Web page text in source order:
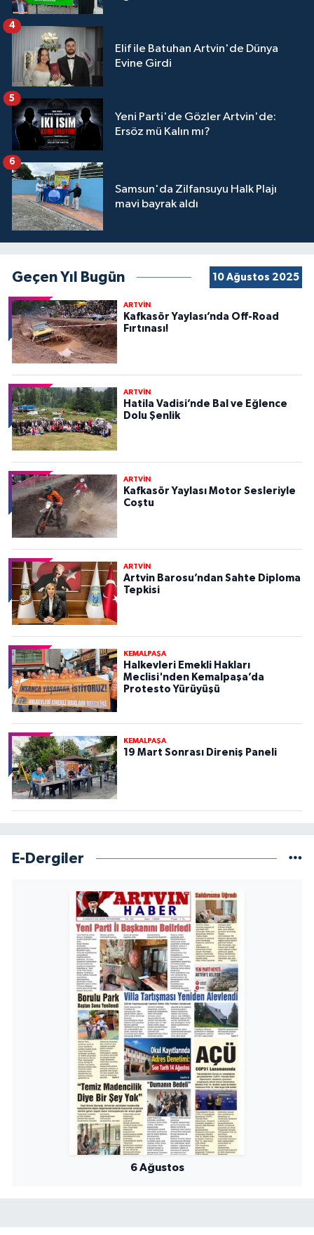
Elif ile Batuhan Artvin'de Dünya
Evine Girdi
4
Yeni Parti'de Gözler Artvin'de:
Ersöz mü Kalın mı?
5
Samsun'da Zilfansuyu Halk Plajı
mavi bayrak aldı
6
Geçen Yıl Bugün 10 Ağustos 2025
ARTVİN
Kafkasör Yaylası’nda Off-Road
Fırtınası!
ARTVİN
Hatila Vadisi’nde Bal ve Eğlence
Dolu Şenlik
ARTVİN
Kafkasör Yaylası Motor Sesleriyle
Coştu
ARTVİN
Artvin Barosu’ndan Sahte Diploma
Tepkisi
KEMALPAŞA
Halkevleri Emekli Hakları
Meclisi'nden Kemalpaşa’da
Protesto Yürüyüşü
KEMALPAŞA
19 Mart Sonrası Direniş Paneli
E-Dergiler
6 Ağustos